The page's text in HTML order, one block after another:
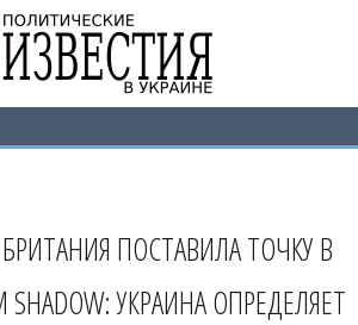
БРИТАНИЯ ПОСТАВИЛА ТОЧКУ В
SHADOW: УКРАИНА ОПРЕДЕЛЯЕТ